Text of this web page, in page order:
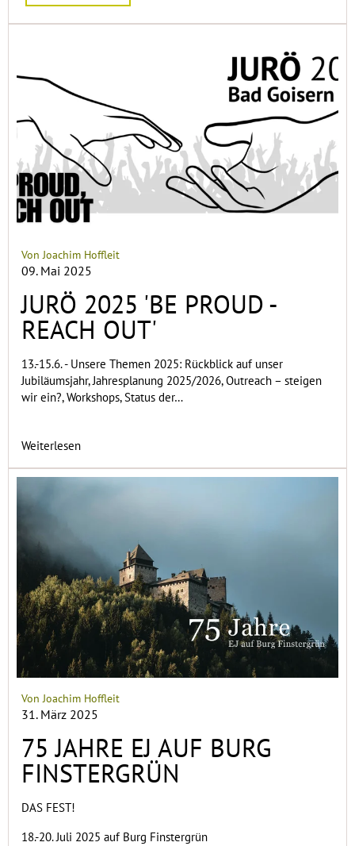
Von Joachim Hoffleit
09. Mai 2025
JURÖ 2025 'BE PROUD -
REACH OUT'
13.-15.6. - Unsere Themen 2025: Rückblick auf unser
Jubiläumsjahr, Jahresplanung 2025/2026, Outreach – steigen
wir ein?, Workshops, Status der…
Weiterlesen
Von Joachim Hoffleit
31. März 2025
75 JAHRE EJ AUF BURG
FINSTERGRÜN
DAS FEST!
18.-20. Juli 2025 auf Burg Finstergrün